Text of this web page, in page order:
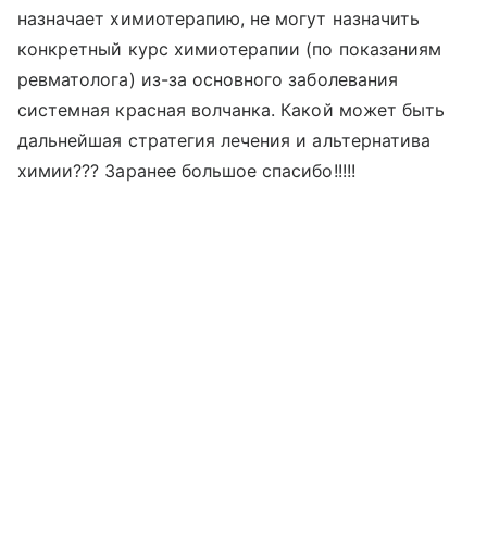
назначает химиотерапию, не могут назначить
конкретный курс химиотерапии (по показаниям
ревматолога) из-за основного заболевания
системная красная волчанка. Какой может быть
дальнейшая стратегия лечения и альтернатива
химии??? Заранее большое спасибо!!!!!